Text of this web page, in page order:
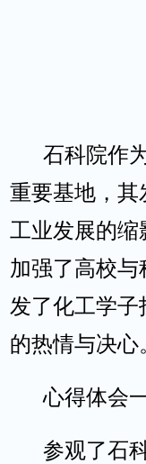
石科院作
重要基地，其
工业发展的缩
加强了高校
发了化工学
的热情与决心
心得体会
参观了石